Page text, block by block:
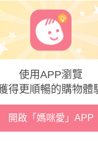
新上市
使用APP瀏覽
得更順暢的購物體
開啟「媽咪愛」APP